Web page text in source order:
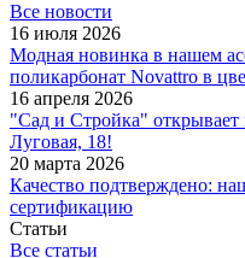
Все новости
16 июля 2026
Модная новинка в нашем
поликарбонат Novattro в
16 апреля 2026
"Сад и Стройка"
Луговая, 18!
20 марта 2026
Качество подтверждено:
сертификацию
Статьи
Все статьи